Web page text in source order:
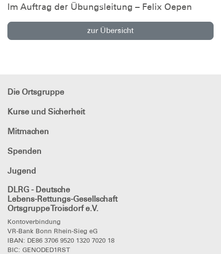
Im Auftrag der Übungsleitung – Felix Oepen
zur Übersicht
Die Ortsgruppe
Kurse und Sicherheit
Mitmachen
Spenden
Jugend
DLRG - Deutsche
Lebens-Rettungs-Gesellschaft
Ortsgruppe Troisdorf e.V.
Kontoverbindung
VR-Bank Bonn Rhein-Sieg eG
IBAN: DE86 3706 9520 1320 7020 18
BIC: GENODED1RST